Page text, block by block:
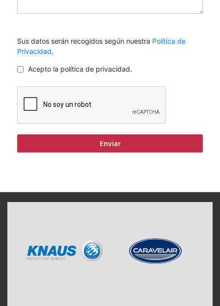
Sus datos serán recogidos según nuestra Política de
Privacidad.
Acepto la política de privacidad.
Enviar